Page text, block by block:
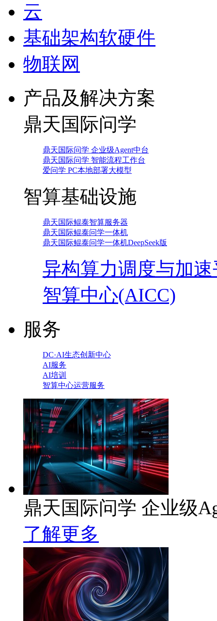
云
基础架构软硬件
物联网
产品及解决方案
鼎天国际问学
鼎天国际问学 企业级Agent中台
鼎天国际问学 智能流程工作台
爱问学 PC本地部署大模型
智算基础设施
鼎天国际鲲泰智算服务器
鼎天国际鲲泰问学一体机
鼎天国际鲲泰问学一体机DeepSeek版
异构算力调度与加
智算中心(AICC)
服务
DC·AI生态创新中心
AI服务
AI培训
智算中心运营服务
鼎天国际问学 企业级
了解更多